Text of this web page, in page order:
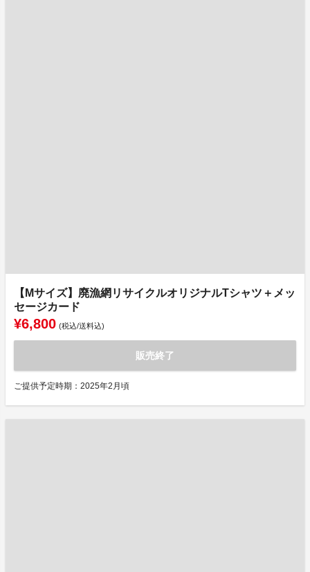
【Mサイズ】廃漁網リサイクルオリジナルTシャツ＋メッ
セージカード
¥6,800 (税込/送料込)
販売終了
ご提供予定時期：2025年2月頃